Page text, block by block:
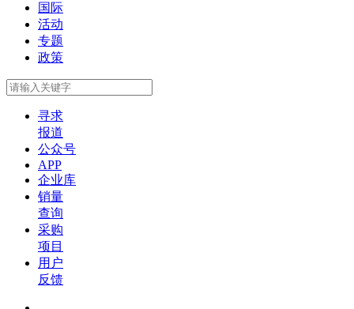
国际
活动
专题
政策
寻求
报道
公众号
APP
企业库
销量
查询
采购
项目
用户
反馈